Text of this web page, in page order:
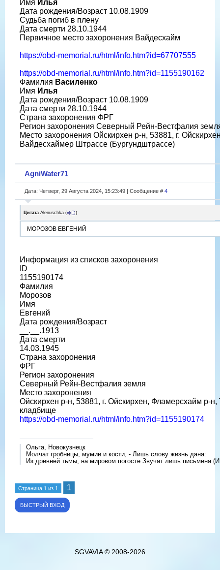
Имя Илья
Дата рождения/Возраст 10.08.1909
Судьба погиб в плену
Дата смерти 28.10.1944
Первичное место захоронения Вайдесхайм
https://obd-memorial.ru/html/info.htm?id=67707555
https://obd-memorial.ru/html/info.htm?id=1155190162
Фамилия Василенко
Имя Илья
Дата рождения/Возраст 10.08.1909
Дата смерти 28.10.1944
Страна захоронения ФРГ
Регион захоронения Северный Рейн-Вестфалия
Место захоронения Ойскирхен р-н, 53881, г.
Вайдесхаймер Штрассе (Бургундштрассе)
AgniWater71
Дата: Четверг, 29 Августа 2024, 15:23:49 | Сообщение # 4
Цитата Alenuschka ( )
МОРОЗОВ ЕВГЕНИЙ
Информация из списков захоронения
ID
1155190174
Фамилия
Морозов
Имя
Евгений
Дата рождения/Возраст
__.__.1913
Дата смерти
14.03.1945
Страна захоронения
ФРГ
Регион захоронения
Северный Рейн-Вестфалия земля
Место захоронения
Ойскирхен р-н, 53881, г. Ойскирхен, Фламерсхайм р-
кладбище
https://obd-memorial.ru/html/info.htm?id=1155190174
Ольга, Новокузнецк
Молчат гробницы, мумии и кости, - Лишь слову жизнь дана:
Из древней тьмы, на мировом погосте Звучат лишь письмена
Страница 1 из 1 1
SGVAVIA © 2008-2026